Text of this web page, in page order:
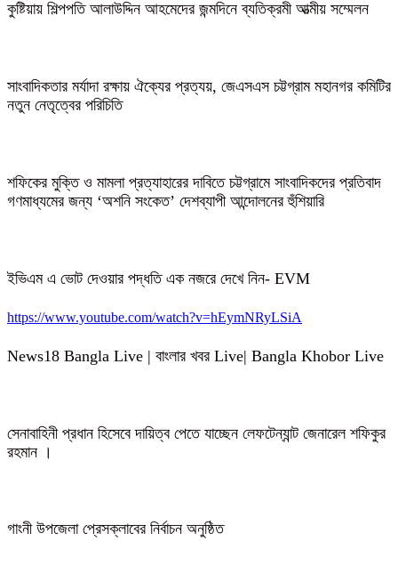
কুষ্টিয়ায় শিল্পপতি আলাউদ্দিন আহমেদের জন্মদিনে ব্যতিক্রমী আত্মীয় সম্মেলন
সাংবাদিকতার মর্যাদা রক্ষায় ঐক্যের প্রত্যয়, জেএসএস চট্টগ্রাম মহানগর কমিটির
নতুন নেতৃত্বের পরিচিতি
শফিকের মুক্তি ও মামলা প্রত্যাহারের দাবিতে চট্টগ্রামে সাংবাদিকদের প্রতিবাদ
গণমাধ্যমের জন্য ‘অশনি সংকেত’ দেশব্যাপী আন্দোলনের হুঁশিয়ারি
ইভিএম এ ভোট দেওয়ার পদ্ধতি এক নজরে দেখে নিন- EVM
https://www.youtube.com/watch?v=hEymNRyLSiA
News18 Bangla Live | বাংলার খবর Live| Bangla Khobor Live
সেনাবাহিনী প্রধান হিসেবে দায়িত্ব পেতে যাচ্ছেন লেফটেন্যান্ট জেনারেল শফিকুর
রহমান ।
গাংনী উপজেলা প্রেসক্লাবের নির্বাচন অনুষ্ঠিত